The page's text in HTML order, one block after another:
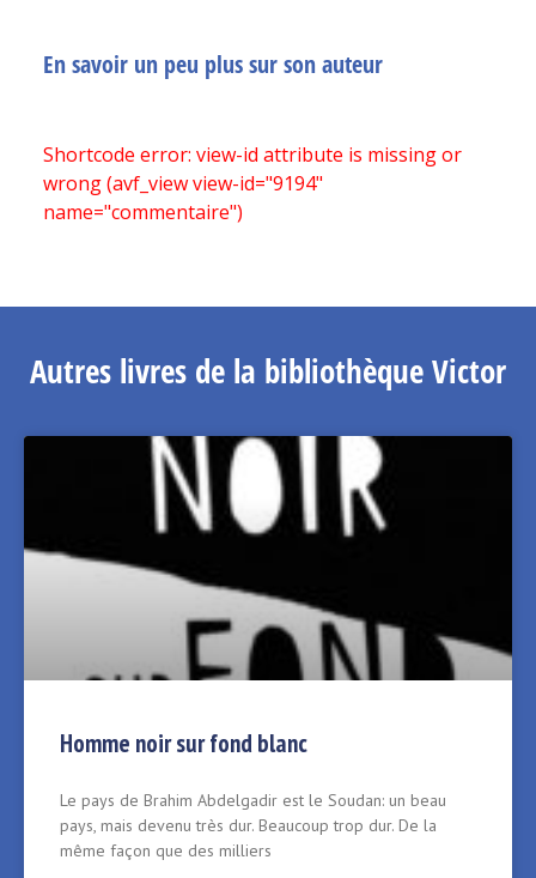
En savoir un peu plus sur son auteur
Shortcode error: view-id attribute is missing or
wrong (avf_view view-id="9194"
name="commentaire")
Autres livres de la bibliothèque Victor
Homme noir sur fond blanc
Le pays de Brahim Abdelgadir est le Soudan: un beau
pays, mais devenu très dur. Beaucoup trop dur. De la
même façon que des milliers